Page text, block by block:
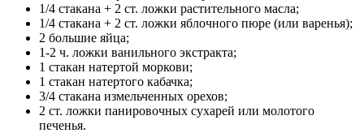
1/4 стакана + 2 ст. ложки растительного масла;
1/4 стакана + 2 ст. ложки яблочного пюре (или варенья);
2 большие яйца;
1-2 ч. ложки ванильного экстракта;
1 стакан натертой моркови;
1 стакан натертого кабачка;
3/4 стакана измельченных орехов;
2 ст. ложки панировочных сухарей или молотого
печенья.